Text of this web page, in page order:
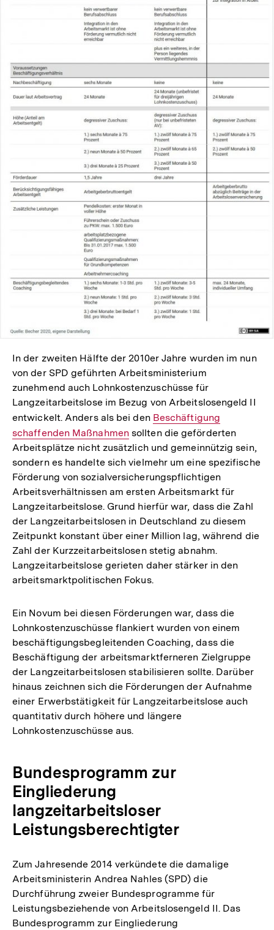
In der zweiten Hälfte der 2010er Jahre wurden im nun
von der SPD geführten Arbeitsministerium
zunehmend auch Lohnkostenzuschüsse für
Langzeitarbeitslose im Bezug von Arbeitslosengeld II
entwickelt. Anders als bei den Interner
Link:
Beschäftigung
schaffenden Maßnahmensollten die geförderten
Arbeitsplätze nicht zusätzlich und gemeinnützig sein,
sondern es handelte sich vielmehr um eine spezifische
Förderung von sozialversicherungspflichtigen
Arbeitsverhältnissen am ersten Arbeitsmarkt für
Langzeitarbeitslose. Grund hierfür war, dass die Zahl
der Langzeitarbeitslosen in Deutschland zu diesem
Zeitpunkt konstant über einer Million lag, während die
Zahl der Kurzzeitarbeitslosen stetig abnahm.
Langzeitarbeitslose gerieten daher stärker in den
arbeitsmarktpolitischen Fokus.
Ein Novum bei diesen Förderungen war, dass die
Lohnkostenzuschüsse flankiert wurden von einem
beschäftigungsbegleitenden Coaching, dass die
Beschäftigung der arbeitsmarktferneren Zielgruppe
der Langzeitarbeitslosen stabilisieren sollte. Darüber
hinaus zeichnen sich die Förderungen der Aufnahme
einer Erwerbstätigkeit für Langzeitarbeitslose auch
quantitativ durch höhere und längere
Lohnkostenzuschüsse aus.
Bundesprogramm zur
Eingliederung
langzeitarbeitsloser
Leistungsberechtigter
Zum Jahresende 2014 verkündete die damalige
Arbeitsministerin Andrea Nahles (SPD) die
Durchführung zweier Bundesprogramme für
Leistungsbeziehende von Arbeitslosengeld II. Das
Bundesprogramm zur Eingliederung